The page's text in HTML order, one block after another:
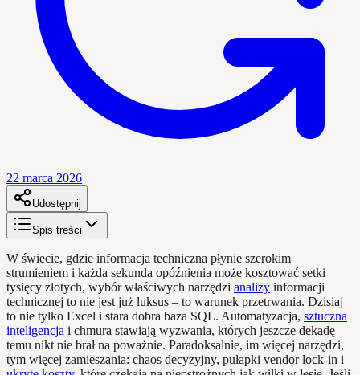
22 marca 2026
Udostępnij
Spis treści
W świecie, gdzie informacja techniczna płynie szerokim
strumieniem i każda sekunda opóźnienia może kosztować setki
tysięcy złotych, wybór właściwych narzędzi analizy informacji
technicznej to nie jest już luksus – to warunek przetrwania. Dzisiaj
to nie tylko Excel i stara dobra baza SQL. Automatyzacja, sztuczna
inteligencja i chmura stawiają wyzwania, których jeszcze dekadę
temu nikt nie brał na poważnie. Paradoksalnie, im więcej narzędzi,
tym więcej zamieszania: chaos decyzyjny, pułapki vendor lock-in i